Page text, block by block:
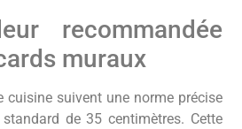
recommandée
muraux
cuisine suivent une norme précise
de 35 centimètres. Cette